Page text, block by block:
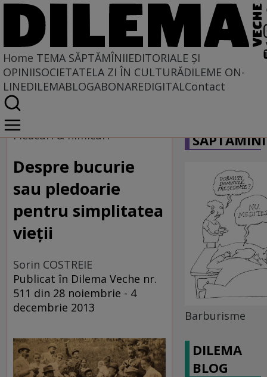
Home TEMA SĂPTĂMÎNIIEDITORIALE ȘI
OPINIISOCIETATELA ZI ÎN CULTURĂDILEME ON-
LINEDILEMABLOGABONAREDIGITALContact
Home
Tema săptămînii
Fleacuri & nimicuri
Despre bucurie
sau pledoarie
pentru simplitatea
vieţii
Sorin COSTREIE
Publicat în Dilema Veche nr.
511 din 28 noiembrie - 4
decembrie 2013
Barburisme
DILEMA
BLOG